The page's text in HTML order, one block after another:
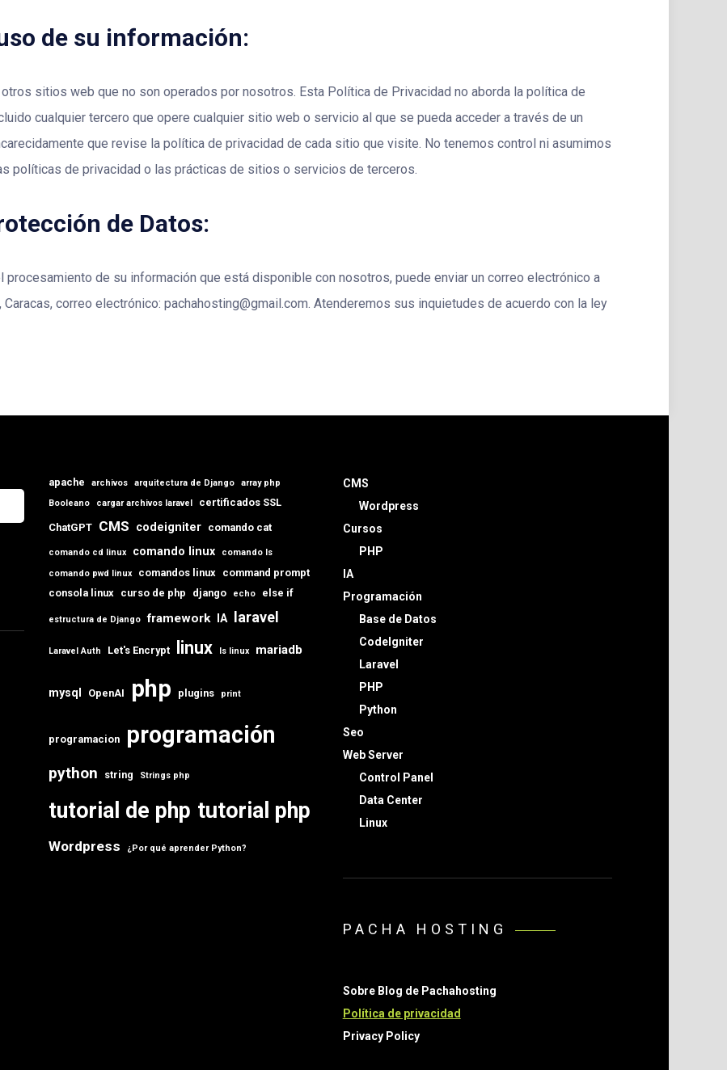
de su información:
sitios web que no son operados por nosotros. Esta Política de Privacidad no aborda la política de
cualquier tercero que opere cualquier sitio web o servicio al que se pueda acceder a través de un
que revise la política de privacidad de cada sitio que visite. No tenemos control ni asumimos
políticas de privacidad o las prácticas de sitios o servicios de terceros.
de Datos:
de su información que está disponible con nosotros, puede enviar un correo electrónico a
correo electrónico: pachahosting@gmail.com. Atenderemos sus inquietudes de acuerdo con la ley
apache archivos arquitectura de Django
array php
Booleano
cargar archivos laravel certificados SSL
ChatGPT CMS codeigniter comando cat
comando cd linux comando linux
comando ls
comando pwd linux
comandos linux command prompt
consola linux curso de php django echo else if
estructura de Django framework IA laravel
Laravel Auth Let's Encrypt linux ls linux mariadb
mysql OpenAI php plugins print
programacion programación
python string Strings php
tutorial de php tutorial php
Wordpress ¿Por qué aprender Python?
CMS
Wordpress
Cursos
PHP
IA
Programación
Base de Datos
CodeIgniter
Laravel
PHP
Python
Seo
Web Server
Control Panel
Data Center
Linux
PACHA HOSTING
Sobre Blog de Pachahosting
Política de privacidad
Privacy Policy